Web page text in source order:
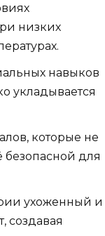
низких
навыков
укладывается
которые не
для
ухоженный и
создавая